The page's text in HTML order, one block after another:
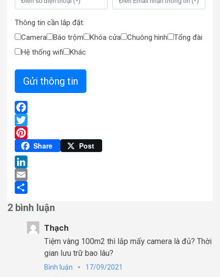
Thông tin cần lắp đặt:
Camera
Báo trộm Khóa cửa Chuông hình
Tổng đài
Hệ thống wifi
Khác
Facebook
Twitter
Pinterest
Share Post
LinkedIn
Email
2 bình luận
Thạch
Tiệm vàng 100m2 thì lắp mấy camera là đủ? Thời
gian lưu trữ bao lâu?
Bình luận 17/09/2021